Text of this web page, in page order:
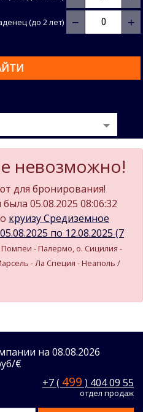
(до 2 лет) − +
невозможно!
для бронирования!
05.08.2025 08:06:32
круизу Средиземное
по 12.08.2025 (7
- Палермо, о. Сицилия -
- Ла Специя - Неаполь /
на 08.08.2026
€
+7 ( 499 ) 404 09 55
отдел продаж